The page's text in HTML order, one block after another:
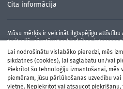
Lai nodrošinātu vislabāko pieredzi, mēs
sīkdatnes (cookies), lai saglabātu un/vai
Piekrītot šo tehnoloģiju izmantošanai, mēs
piemēram, jūsu pārlūkošanas uzvedību
vietnē. Nepiekrītot vai atsaucot
Cita informācija
Mūsu mērķis ir veicināt ilgtspējīgu attīstību
teritorijā, pārstāvot sabiedrības intereses